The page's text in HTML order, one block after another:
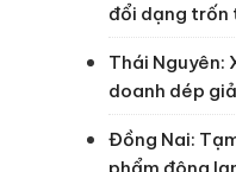
đổi dạng trốn
Thái Nguyên:
doanh dép
Đồng Nai: